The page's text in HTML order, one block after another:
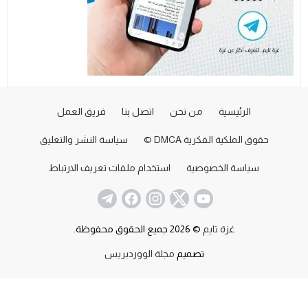
الرئيسية من نحن اتصل بنا فريق العمل
حقوق الملكية الفكرية DMCA © سياسة النشر والتعليق
سياسة الخصوصية استخدام ملفات تعريف الارتباط
غزة تايم © 2026 جميع الحقوق محفوظة.
تصميم مجلة الووردبريس